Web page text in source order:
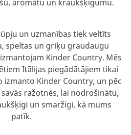
aromātu un kraukšķīgumu.
un uzmanības tiek veltīts
speltas un griķu graudaugu
Kinder Country. Mēs
Itālijas piegādātājiem tikai
izmanto Kinder Country, un pēc
ražotnēs, lai nodrošinātu,
un smaržīgi, kā mums
patīk.